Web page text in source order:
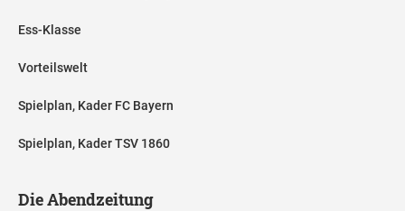
Ess-Klasse
Vorteilswelt
Spielplan, Kader FC Bayern
Spielplan, Kader TSV 1860
Die Abendzeitung